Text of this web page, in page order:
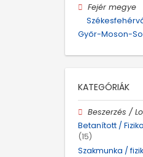
Fejér megye
Győr-Moson-
KATEGÓRIÁK
Beszerzés /
Betanított /
(15)
Szakmunka /